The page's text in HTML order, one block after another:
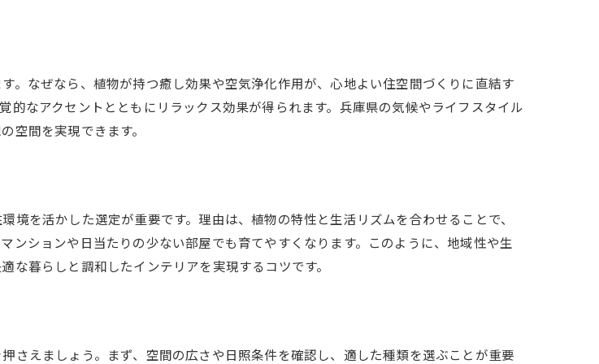
観葉植物の選び方と活用法
造性を引き出す暮らしの工夫
の観葉植物を使った実例紹介
を彩る観葉植物の選び方
葉植物配置テクニックを伝授
植物専門店活用で空間を演出
で演出する兵庫インテリア
りは観葉植物から始まる
。なぜなら、植物が持つ癒し効果や空気浄化作用が、心地よい住空間づくりに直結す
的なアクセントとともにリラックス効果が得られます。兵庫県の気候やライフスタイル
空間を実現できます。
を活かした選定が重要です。理由は、植物の特性と生活リズムを合わせることで、
ンションや日当たりの少ない部屋でも育てやすくなります。このように、地域性や生
暮らしと調和したインテリアを実現するコツです。
さえましょう。まず、空間の広さや日照条件を確認し、適した種類を選ぶことが重要